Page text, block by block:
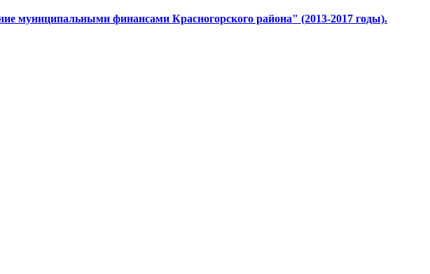
муниципальными финансами Красногорского района" (2013-2017 годы).